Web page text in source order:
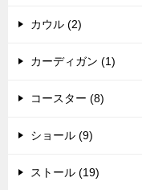
カウル (2)
カーディガン (1)
コースター (8)
ショール (9)
ストール (19)